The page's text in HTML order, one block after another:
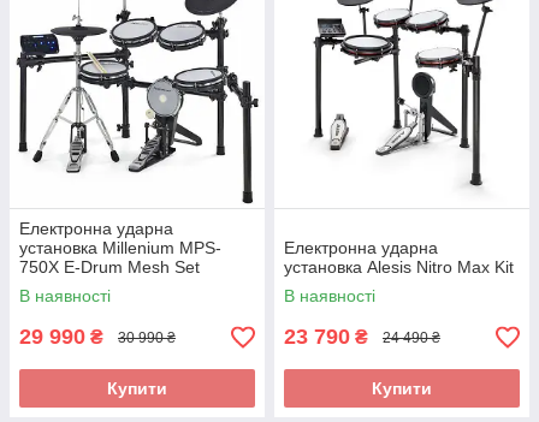
Електронна ударна
установка Millenium MPS-
750X E-Drum Mesh Set
В наявності
29 990 ₴ 30 990 ₴
Купити
Електронна ударна
установка Alesis Nitro Max Kit
В наявності
23 790 ₴ 24 490 ₴
Купити